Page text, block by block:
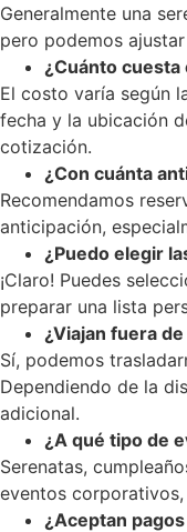
Generalmente una
pero podemos
¿Cuánto
El costo varía según
fecha y la ubicación
cotización.
¿Con cuánta
Recomendamos
anticipación,
¿Puedo elegir
¡Claro! Puedes
preparar una lista
¿Viajan fuera
Sí, podemos
Dependiendo de la
adicional.
¿A qué tipo de
Serenatas,
eventos
¿Aceptan